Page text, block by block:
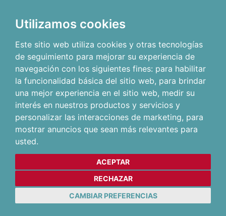
Utilizamos cookies
Este sitio web utiliza cookies y otras tecnologías
de seguimiento para mejorar su experiencia de
navegación con los siguientes fines: para habilitar
la funcionalidad básica del sitio web, para brindar
una mejor experiencia en el sitio web, medir su
interés en nuestros productos y servicios y
personalizar las interacciones de marketing, para
mostrar anuncios que sean más relevantes para
usted.
ACEPTAR
RECHAZAR
CAMBIAR PREFERENCIAS